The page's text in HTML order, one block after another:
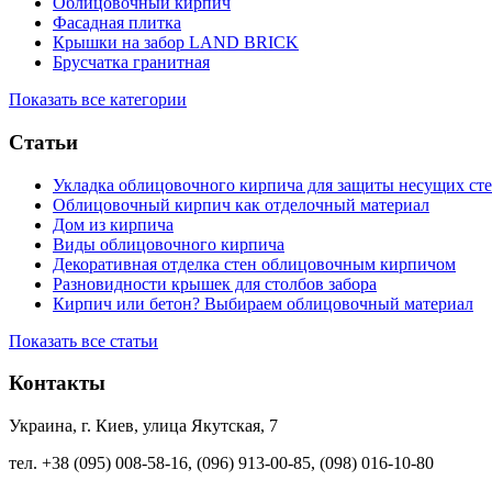
Фасадная плитка
Крышки на забор LAND BRICK
Брусчатка гранитная
Показать все категории
Статьи
Укладка облицовочного кирпича для защиты несущих
Облицовочный кирпич как отделочный материал
Дом из кирпича
Виды облицовочного кирпича
Декоративная отделка стен облицовочным кирпичом
Разновидности крышек для столбов забора
Кирпич или бетон? Выбираем облицовочный материал
Показать все статьи
Контакты
Украина, г. Киев, улица Якутская, 7
тел. +38 (095) 008-58-16, (096) 913-00-85, (098) 016-10-80